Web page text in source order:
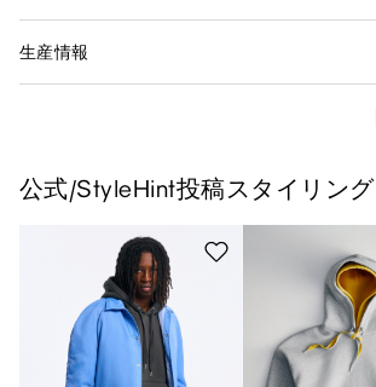
生産情報
公式/StyleHint投稿スタイリング